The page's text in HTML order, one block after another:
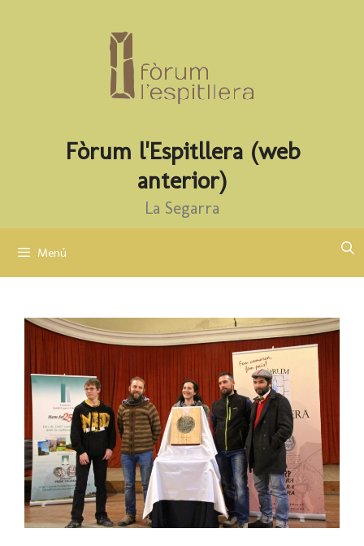
Fòrum l'Espitllera (web
anterior)
La Segarra
Menú